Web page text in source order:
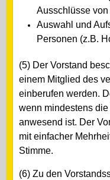
Ausschlüsse
Auswahl und
Personen (z.B.
(5) Der Vorstand
einem Mitglied des
einberufen werden.
wenn mindestens
anwesend ist. Der
mit einfacher
Stimme.
(6) Zu den